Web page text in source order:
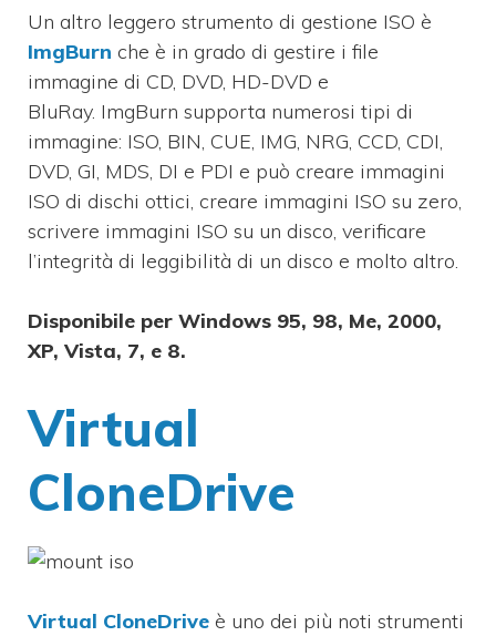
Un altro leggero strumento di gestione ISO è
ImgBurn che è in grado di gestire i file
immagine di CD, DVD, HD-DVD e
BluRay. ImgBurn supporta numerosi tipi di
immagine: ISO, BIN, CUE, IMG, NRG, CCD, CDI,
DVD, GI, MDS, DI e PDI e può creare immagini
ISO di dischi ottici, creare immagini ISO su zero,
scrivere immagini ISO su un disco, verificare
l’integrità di leggibilità di un disco e molto altro.
Disponibile per Windows 95, 98, Me, 2000,
XP, Vista, 7, e 8.
Virtual
CloneDrive
Virtual CloneDrive è uno dei più noti strumenti